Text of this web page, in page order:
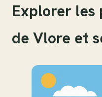
Explorer les
de Vlore et